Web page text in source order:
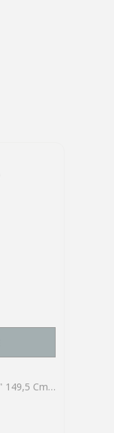
Eglo 43377 "WRINGTON 1" 149,5 Cm Yüksekliğinde Çelik Köşe Lambası Lambader